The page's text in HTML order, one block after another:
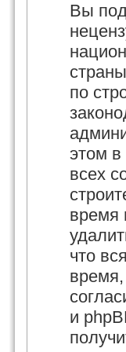
Вы
по
этом в
всех
время
что
и